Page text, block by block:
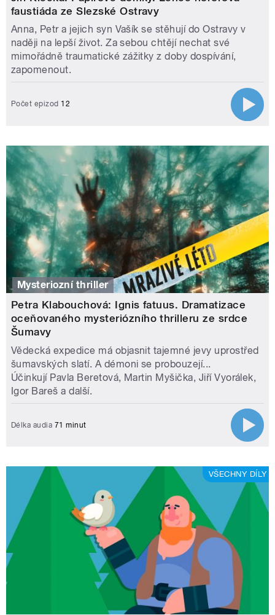
faustiáda ze Slezské Ostravy
Anna, Petr a jejich syn Vašík se stěhují do Ostravy v
naději na lepší život. Za sebou chtějí nechat své
mimořádně traumatické zážitky z doby dospívání,
zapomenout.
Počet epizod 12
Mysteriozní thriller
Petra Klabouchová: Ignis fatuus. Dramatizace
oceňovaného mysteriózního thrilleru ze srdce
Šumavy
Vědecká expedice má objasnit tajemné jevy uprostřed
šumavských slatí. A démoni se probouzejí...
Účinkují Pavla Beretová, Martin Myšička, Jiří Vyorálek,
Igor Bareš a další.
Délka audia 71 minut
VŠECHNY DÍLY